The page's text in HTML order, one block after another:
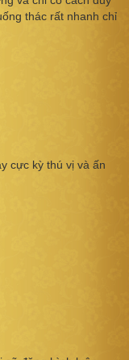
thác rất nhanh chỉ
cực kỳ thú vị và ấn